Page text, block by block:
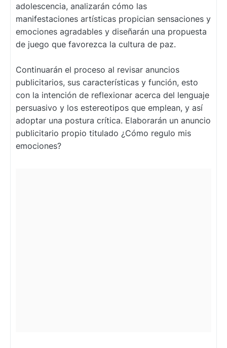
adolescencia, analizarán cómo las
manifestaciones artísticas propician sensaciones y
emociones agradables y diseñarán una propuesta
de juego que favorezca la cultura de paz.
Continuarán el proceso al revisar anuncios
publicitarios, sus características y función, esto
con la intención de reflexionar acerca del lenguaje
persuasivo y los estereotipos que emplean, y así
adoptar una postura crítica. Elaborarán un anuncio
publicitario propio titulado ¿Cómo regulo mis
emociones?